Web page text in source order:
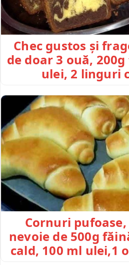
Chec gustos și
de doar 3 ouă,
ulei, 2 linguri
Cornuri pufoase,
nevoie de 500g
cald, 100 ml ulei,1